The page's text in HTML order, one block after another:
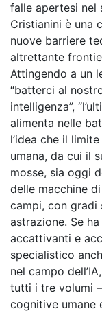
falle apertesi nel
Cristianini è una
nuove barriere
altrettante
Attingendo a un
“batterci al
intelligenza”,
alimenta nelle
l’idea che il
umana, da cui il
mosse, sia oggi
delle macchine
campi, con gradi
astrazione. Se
accattivanti e
specialistico
nel campo
tutti i tre volumi
cognitive umane